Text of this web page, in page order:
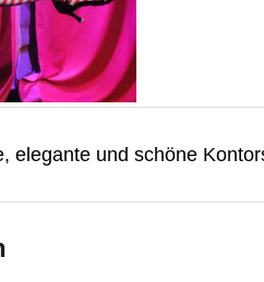
elegante und schöne